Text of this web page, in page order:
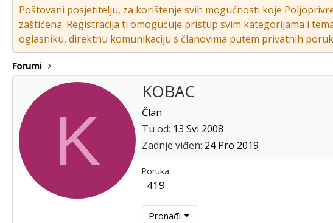
Poštovani posjetitelju, za korištenje svih mogućnosti koje
zaštićena. Registracija ti omogućuje pristup svim kategorijama i
oglasniku, direktnu komunikaciju s članovima putem privatnih
Forumi
K
KOBAC
Član
Tu od 13 Svi 2008
Zadnje viđen 24 Pro 2019
Poruka
419
Pronađi